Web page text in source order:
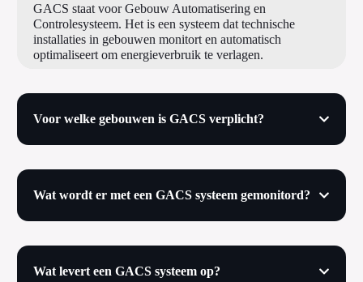
GACS staat voor Gebouw Automatisering en
Controlesysteem. Het is een systeem dat technische
installaties in gebouwen monitort en automatisch
optimaliseert om energieverbruik te verlagen.
Voor welke gebouwen is GACS verplicht?
Wat wordt er met een GACS systeem gemonitord?
Wat levert een GACS systeem op?